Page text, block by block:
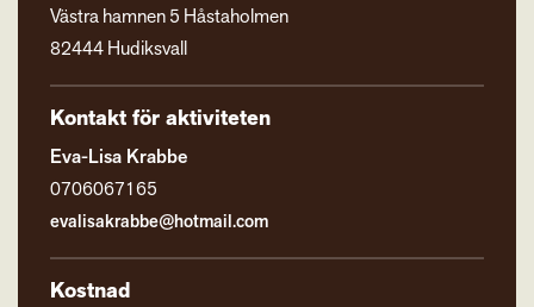
Västra hamnen 5 Håstaholmen
82444 Hudiksvall
Kontakt för aktiviteten
Eva-Lisa Krabbe
0706067165
evalisakrabbe@hotmail.com
Kostnad